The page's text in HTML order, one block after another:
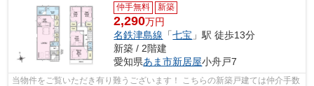
仲手無料 新築
2,290万円
名鉄津島線 「七宝 」駅 徒歩13分
新築 / 2階建
愛知県あま市新居屋小舟戸7
当物件をご覧いただき有り難うございます！ こちらの新築戸建ては仲介手数